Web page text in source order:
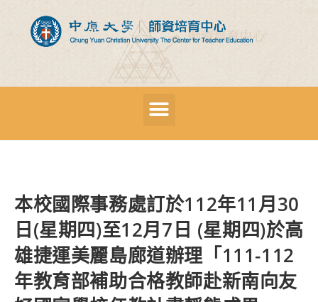
本校國際事務處訂於112年11月30
日(星期四)至12月7日 (星期四)於高
雄捷運美麗島廊道辦理「111-112
年教育部補助合格教師赴新南向友